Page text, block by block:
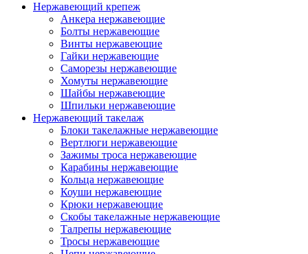
Нержавеющий крепеж
Анкера нержавеющие
Болты нержавеющие
Винты нержавеющие
Гайки нержавеющие
Саморезы нержавеющие
Хомуты нержавеющие
Шайбы нержавеющие
Шпильки нержавеющие
Нержавеющий такелаж
Блоки такелажные нержавеющие
Вертлюги нержавеющие
Зажимы троса нержавеющие
Карабины нержавеющие
Кольца нержавеющие
Коуши нержавеющие
Крюки нержавеющие
Скобы такелажные нержавеющие
Талрепы нержавеющие
Тросы нержавеющие